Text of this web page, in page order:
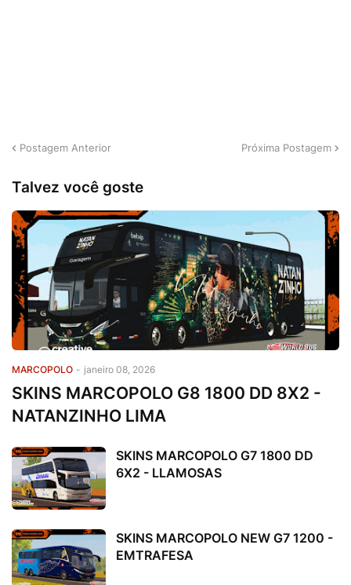
Postagem Anterior Próxima Postagem
Talvez você goste
MARCOPOLO - janeiro 08, 2026
SKINS MARCOPOLO G8 1800 DD 8X2 -
NATANZINHO LIMA
SKINS MARCOPOLO G7 1800 DD
6X2 - LLAMOSAS
SKINS MARCOPOLO NEW G7 1200 -
EMTRAFESA